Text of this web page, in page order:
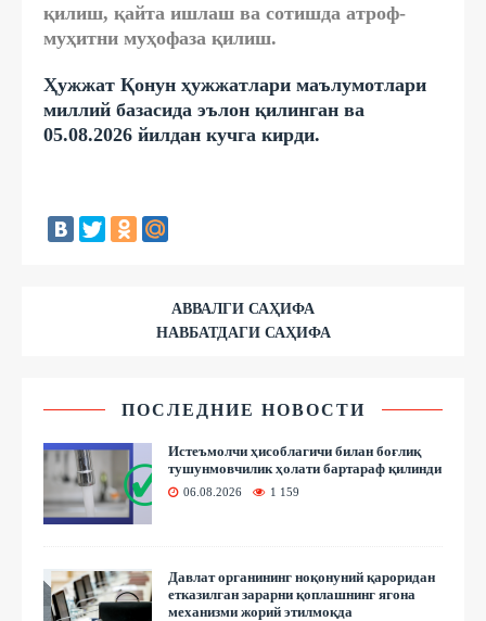
қилиш, қайта ишлаш ва сотишда атроф-
муҳитни муҳофаза қилиш.
Ҳужжат Қонун ҳужжатлари маълумотлари
миллий базасида эълон қилинган ва
05.08.2026 йилдан кучга кирди.
АВВАЛГИ САҲИФА
НАВБАТДАГИ САҲИФА
ПОСЛЕДНИЕ НОВОСТИ
Истеъмолчи ҳисоблагичи билан боғлиқ
тушунмовчилик ҳолати бартараф қилинди
06.08.2026 1 159
Давлат органининг ноқонуний қароридан
етказилган зарарни қоплашнинг ягона
механизми жорий этилмоқда